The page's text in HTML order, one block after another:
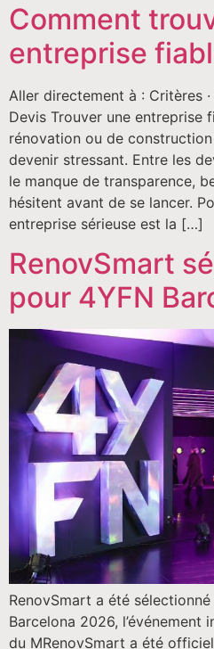
Comment
entreprise
Aller directement à : Critères ·
Devis Trouver une entreprise
rénovation ou de
devenir stressant. Entre les
le manque de transparence,
hésitent avant de se lancer.
entreprise sérieuse est la […]
RenovSmart
pour 4YFN
RenovSmart a été
Barcelona 2026,
du MRenovSmart a été